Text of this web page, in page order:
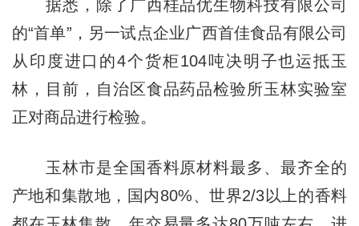
据悉，除了广西桂品优生物科技有限公司
的“首单”，另一试点企业广西首佳食品有限公司
从印度进口的4个货柜104吨决明子也运抵玉
林，目前，自治区食品药品检验所玉林实验室
正对商品进行检验。
玉林市是全国香料原材料最多、最齐全的
产地和集散地，国内80%、世界2/3以上的香料